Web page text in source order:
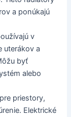
a ponúkajú
v
uterákov a
byť
alebo
priestory,
Elektrické